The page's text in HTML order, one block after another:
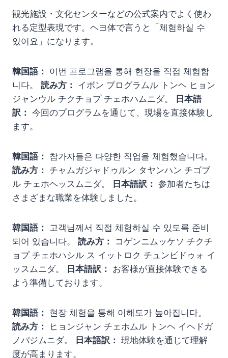
観光施設・文化センターなどの公式案内でよく使わ
れる定型表現です。ヘヨ体で言うと「체험하실 수
있어요」になります。
韓国語： 이번 프로그램을 통해 현장을 직접 체험합
니다。 読み方： イボン プログラムル トンヘ ヒョン
ジャンウル チクチョプ チェホハムニダ。
日本語
訳： 今回のプログラムを通じて、現場を直接体験し
ます。
韓国語： 참가자들은 다양한 직업을 체험했습니다。
読み方： チャムガジャドゥルン タヤンハン チゴブ
ル チェホヘッスムニダ。
日本語訳： 参加者たちは
さまざまな職業を体験しました。
韓国語： 고객님께서 직접 체험하실 수 있도록 준비
되어 있습니다。 読み方：
コゲンニムッケソ チクチ
ョプ チェホハシル ス イットロク チュンビドゥォ イ
ッスムニダ。
日本語訳： お客様が直接体験できる
よう準備しております。
韓国語： 현장 체험을 통해 이해도가 높아집니다。
読み方：
ヒョンジャン チェホムル トンヘ イヘドガ
ノパジムニダ。
日本語訳： 現地体験を通じて理解
度が高まります。